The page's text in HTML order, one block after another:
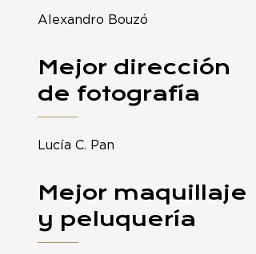
Alexandro Bouzó
Mejor dirección
de fotografía
Lucía C. Pan
Mejor maquillaje
y peluquería